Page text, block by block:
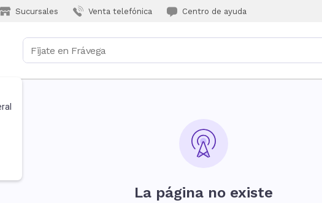
Sucursales Venta telefónica Centro de ayuda
La página no existe